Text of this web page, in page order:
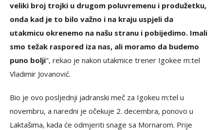
veliki broj trojki u drugom poluvremenu i produžetku,
onda kad je to bilo važno i na kraju uspjeli da
utakmicu okrenemo na našu stranu i pobijedimo. Imali
smo težak raspored iza nas, ali moramo da budemo
puno bolji", rekao je nakon utakmice trener Igokee m:tel
Vladimir Jovanović.
Bio je ovo posljednji jadranski meč za Igokeu m:tel u
novembru, a naredni je očekuje 2. decembra, ponovo u
Laktašima, kada će odmjeriti snage sa Mornarom. Prije